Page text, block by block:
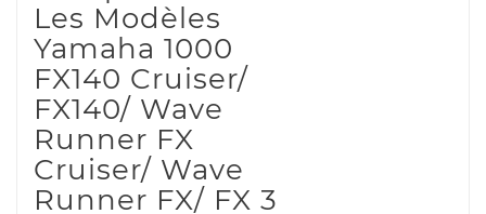
Les Modèles
Yamaha 1000
FX140 Cruiser/
FX140/ Wave
Runner FX
Cruiser/ Wave
Runner FX/ FX 3